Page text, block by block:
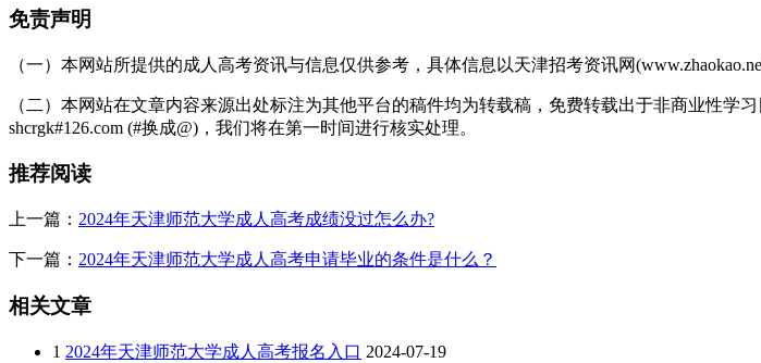
经济管理类
工商管理：研究工商企业经济管理基本理论和一般方法的学科。
会计学：研究会计信息的收集、记录、报告和分析的科学。
市场营销：研究企业市场营销活动及其规律性的学科。
其他可能的经济管理类专业，如财务管理、人力资源管理等，具体需参考当年招生简章。
艺术设计类
可能包含的专业如艺术设计、视觉传达设计等，但具体是否招生需参考当年招生简章。
请注意，以上仅为可能包含的专业大类及部分具体专业示例，并非2024年天津师范大学成人高考全部招生专
兴趣和发展方向，并具备相应的报考资格。
此外，考生还应关注学校官方网站及相关渠道发布的最新招生信息，以便及时了解专业的具体设置、课程设
免责声明
（一）本网站所提供的成人高考资讯与信息仅供参考，具体信息以天津招考资讯网
（二）本网站在文章内容来源出处标注为其他平台的稿件均为转载稿，免费转载出于非商业性
shcrgk#126.com (#换成@)，我们将在第一时间进行核实处理。
推荐阅读
上一篇： 2024年天津师范大学成人高考成绩没过怎么办?
下一篇： 2024年天津师范大学成人高考申请毕业的条件是什么？
相关文章
1 2024年天津师范大学成人高考报名入口 2024-07-19